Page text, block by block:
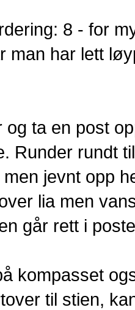
8 - for
man har lett
og ta en post
Runder rundt
jevnt opp
lia men
går rett i
kompasset
til stien,